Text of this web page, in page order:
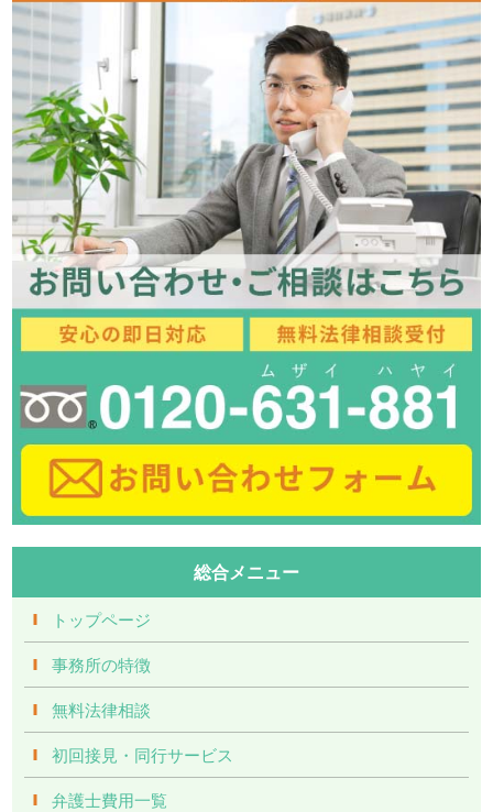
総合メニュー
トップページ
事務所の特徴
無料法律相談
初回接見・同行サービス
弁護士費用一覧